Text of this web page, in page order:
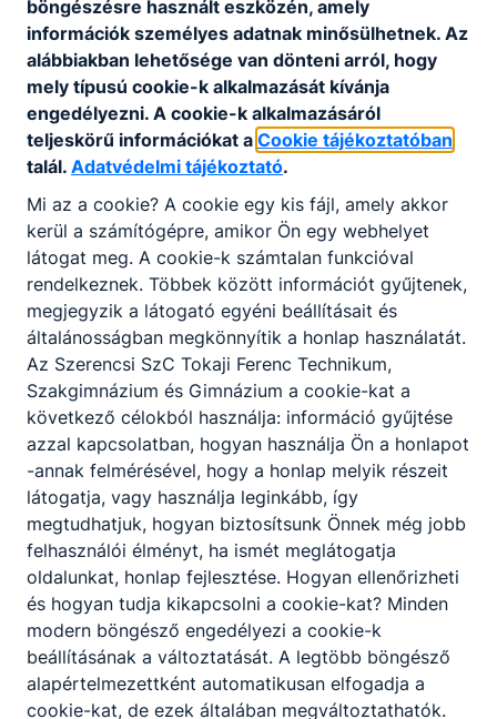
A szempontok részletezése:
A jelentkezés alapfeltétele a sikeres ágazati
alapvizsga megléte, mely azt a célt hivatott
szolgálni, hogy a jelentkező a tanult
szakma/szakirány alapvető készségeit
elsajátította, és kellő elkötelezettsége van a
szakmája iránt. Ettől a szemponttól a
rendelkezésre álló létszámkeret feltöltése
érdekében eltérhet az iskola.
A jelentkezés alapfeltétele, hogy a
jelentkezést megelőző félévi/év végi
tanulmányi átlag elérje a 4,00 átlagot. Az
előző év végén javító vizsgára utasított tanuló
nem vehet részt a pályázatban.
A jelentkezőnek nem kötelező angol nyelvet
tanulnia iskolai keretek között, de alapszintű
angol nyelvtudás elvárt (B1) a részvételhez.
Elégséges osztályzat kizáró ok lehet,
amennyiben jobb eredménnyel rendelkezők a
rangsorban megelőzik a tanulót.
A sikeres részvételhez egy angol nyelvű
Europass önéletrajzot és egy magyar nyelvű,
legfeljebb 1 oldal hosszúságú motivációs
levelet kell a pályázónak határidőre
elkészítenie.
A jelentkezőnek vállalnia kell, hogy szükség
böngészésre használt eszközén, amely
információk személyes adatnak minősülhetnek. Az
alábbiakban lehetősége van dönteni arról, hogy
mely típusú cookie-k alkalmazását kívánja
engedélyezni. A cookie-k alkalmazásáról
teljeskörű információkat a Cookie tájékoztatóban
talál. Adatvédelmi tájékoztató.
Mi az a cookie? A cookie egy kis fájl, amely akkor
kerül a számítógépre, amikor Ön egy webhelyet
látogat meg. A cookie-k számtalan funkcióval
rendelkeznek. Többek között információt gyűjtenek,
megjegyzik a látogató egyéni beállításait és
általánosságban megkönnyítik a honlap használatát.
Az Szerencsi SzC Tokaji Ferenc Technikum,
Szakgimnázium és Gimnázium a cookie-kat a
következő célokból használja: információ gyűjtése
azzal kapcsolatban, hogyan használja Ön a honlapot
-annak felmérésével, hogy a honlap melyik részeit
látogatja, vagy használja leginkább, így
megtudhatjuk, hogyan biztosítsunk Önnek még jobb
felhasználói élményt, ha ismét meglátogatja
oldalunkat, honlap fejlesztése. Hogyan ellenőrizheti
és hogyan tudja kikapcsolni a cookie-kat? Minden
modern böngésző engedélyezi a cookie-k
beállításának a változtatását. A legtöbb böngésző
alapértelmezettként automatikusan elfogadja a
cookie-kat, de ezek általában megváltoztathatók.